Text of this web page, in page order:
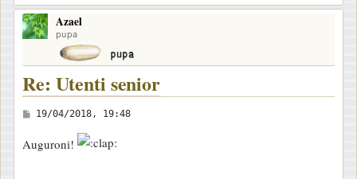
o
Azael
pupa
Re: Utenti senior
M
s
19/04/2018, 19:48
Auguroni!